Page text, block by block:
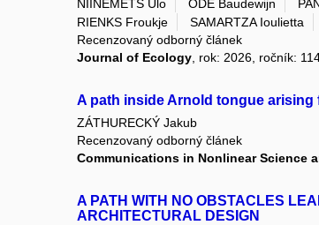
NIINEMETS Ulo
ODE Baudewijn
RIENKS Froukje
SAMARTZA Ioulietta
Recenzovaný odborný článek
Journal of Ecology, rok: 2026, ročník:
A path inside Arnold tongue
ZÁTHURECKÝ Jakub
Recenzovaný odborný článek
Communications in Nonlinear Science
A PATH WITH NO OBSTACLES
ARCHITECTURAL DESIGN